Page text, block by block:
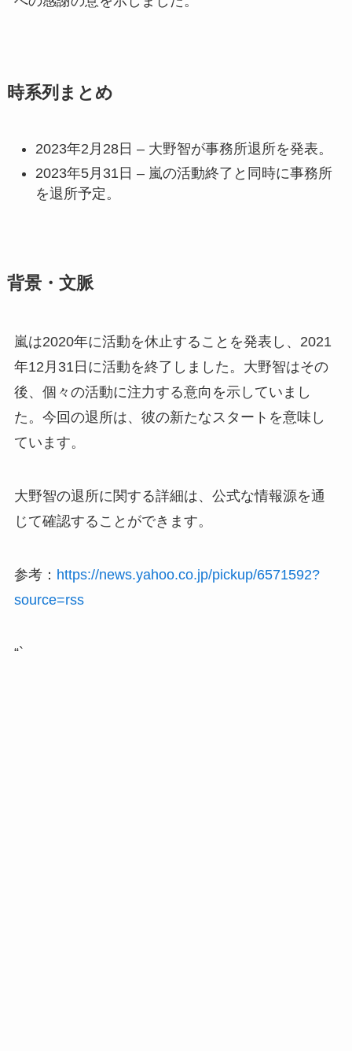
時系列まとめ
2023年2月28日 – 大野智が事務所退所を発表。
2023年5月31日 – 嵐の活動終了と同時に事務所
を退所予定。
背景・文脈
嵐は2020年に活動を休止することを発表し、2021
年12月31日に活動を終了しました。大野智はその
後、個々の活動に注力する意向を示していまし
た。今回の退所は、彼の新たなスタートを意味し
ています。
大野智の退所に関する詳細は、公式な情報源を通
じて確認することができます。
参考： https://news.yahoo.co.jp/pickup/6571592?
source=rss
“`